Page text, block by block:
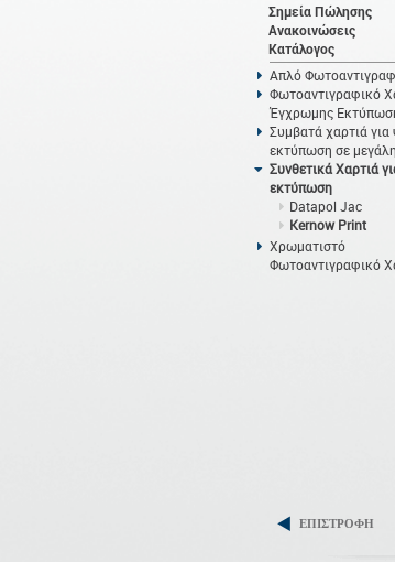
Σημεία Πώλησης
Ανακοινώσεις
Κατάλογος
Απλό
Φωτοαντιγραφικό
Έγχρωμης
Συμβατά χαρτιά
εκτύπωση σε
Συνθετικά Χαρτιά
εκτύπωση
Datapol Jac
Kernow Print
Χρωματιστό
Φωτοαντιγραφικό
ΕΠΙΣΤΡΟΦΗ